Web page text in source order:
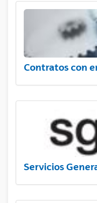
Contratos con
Servicios